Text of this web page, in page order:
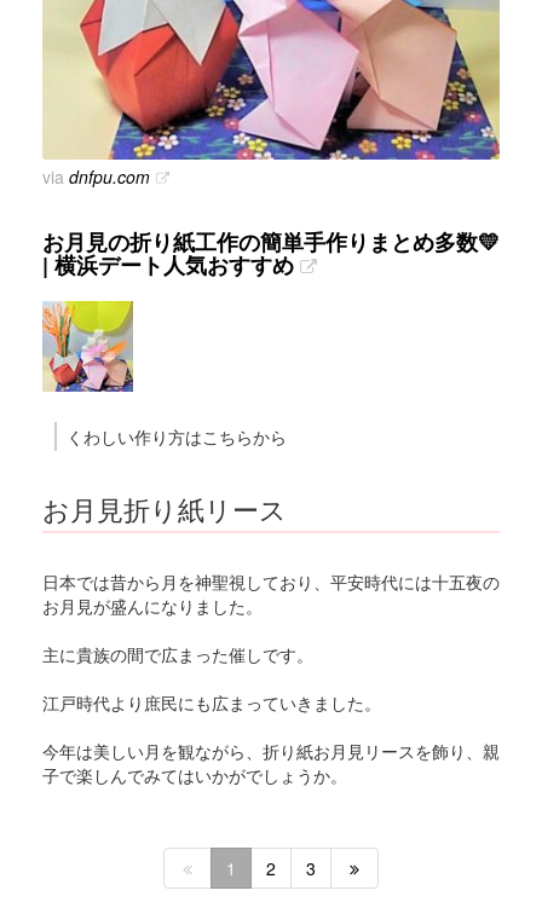
via dnfpu.com
お月見の折り紙工作の簡単手作りまとめ多数💛
| 横浜デート人気おすすめ
くわしい作り方はこちらから
お月見折り紙リース
日本では昔から月を神聖視しており、平安時代には十五夜の
お月見が盛んになりました。
主に貴族の間で広まった催しです。
江戸時代より庶民にも広まっていきました。
今年は美しい月を観ながら、折り紙お月見リースを飾り、親
子で楽しんでみてはいかがでしょうか。
1 2 3